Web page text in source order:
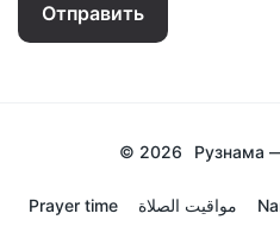
Отправить
© 2026 Рузнама
Prayer time مواقيت الصلاة